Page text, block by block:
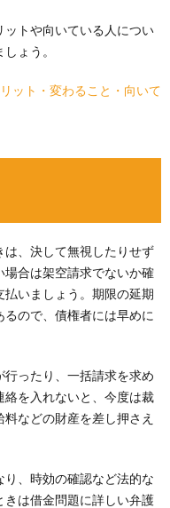
トや向いている人につい
ょう。
ット・変わること・向いて
、決して無視したりせず
合は架空請求でないか確
いましょう。期限の延期
ので、債権者には早めに
ったり、一括請求を求め
を入れないと、今度は裁
などの財産を差し押さえ
、時効の確認など法的な
は借金問題に詳しい弁護